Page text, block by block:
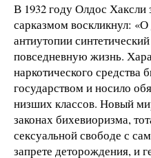
В 1932 году Олдос Хаксли
сарказмом воскликнул:
антиутопии
повседневную жизнь.
наркотического средства
государством и носило
низших классов. Новый
законах бихевиоризма,
сексуальной свободе с
запрете деторождения, и